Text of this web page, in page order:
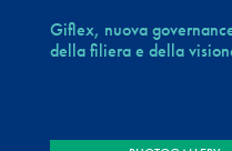
Giflex, nuova
della filiera e della